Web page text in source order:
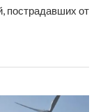
пострадавших от